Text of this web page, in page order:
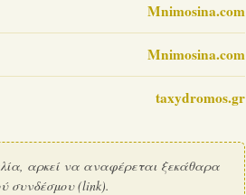
Mnimosina.com
Mnimosina.com
taxydromos.gr
αρκεί να αναφέρεται ξεκάθαρα
συνδέσμου (link).